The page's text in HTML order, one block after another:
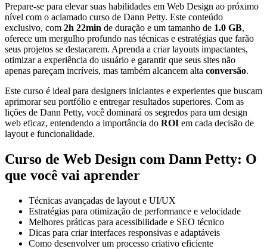
Prepare-se para elevar suas habilidades em Web Design ao próximo
nível com o aclamado curso de Dann Petty. Este conteúdo
exclusivo, com 2h 22min de duração e um tamanho de 1.0 GB,
oferece um mergulho profundo nas técnicas e estratégias que farão
seus projetos se destacarem. Aprenda a criar layouts impactantes,
otimizar a experiência do usuário e garantir que seus sites não
apenas pareçam incríveis, mas também alcancem alta conversão.
Este curso é ideal para designers iniciantes e experientes que buscam
aprimorar seu portfólio e entregar resultados superiores. Com as
lições de Dann Petty, você dominará os segredos para um design
web eficaz, entendendo a importância do ROI em cada decisão de
layout e funcionalidade.
Curso de Web Design com Dann Petty: O
que você vai aprender
Técnicas avançadas de layout e UI/UX
Estratégias para otimização de performance e velocidade
Melhores práticas para acessibilidade e SEO técnico
Dicas para criar interfaces responsivas e adaptáveis
Como desenvolver um processo criativo eficiente